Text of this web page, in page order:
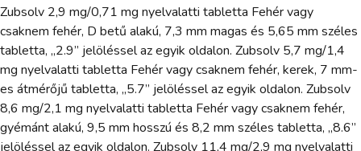
Zubsolv 2,9 mg/0,71 mg nyelvalatti tabletta Fehér vagy
csaknem fehér, D betű alakú, 7,3 mm magas és 5,65 mm széles
tabletta, „2.9” jelöléssel az egyik oldalon. Zubsolv 5,7 mg/1,4
mg nyelvalatti tabletta Fehér vagy csaknem fehér, kerek, 7 mm-
es átmérőjű tabletta, „5.7” jelöléssel az egyik oldalon. Zubsolv
8,6 mg/2,1 mg nyelvalatti tabletta Fehér vagy csaknem fehér,
gyémánt alakú, 9,5 mm hosszú és 8,2 mm széles tabletta, „8.6”
jelöléssel az egyik oldalon. Zubsolv 11,4 mg/2,9 mg nyelvalatti